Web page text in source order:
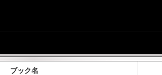
ブック名